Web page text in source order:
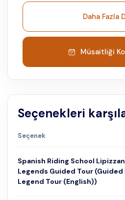
Daha Fazla
Müsaitliği
Seçenekleri
Seçenek
Spanish Riding School
Legends Guided Tour
Legend Tour (English))